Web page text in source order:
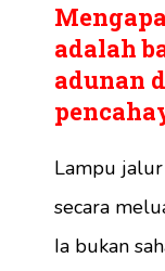
adalah
adunan
Lampu
secara
Ia bukan